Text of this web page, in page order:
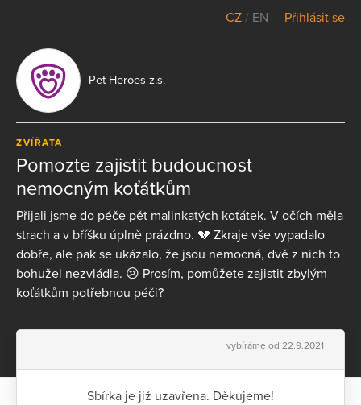
CZ / EN Přihlásit se
Pet Heroes z.s.
ZVÍŘATA
Pomozte zajistit budoucnost
nemocným koťátkům
Přijali jsme do péče pět malinkatých koťátek. V očích měla
strach a v bříšku úplně prázdno. 💔 Zkraje vše vypadalo
dobře, ale pak se ukázalo, že jsou nemocná, dvě z nich to
bohužel nezvládla. 😢 Prosím, pomůžete zajistit zbylým
koťátkům potřebnou péči?
vybíráme od 22.9.2021
Sbírka je již uzavřena. Děkujeme!